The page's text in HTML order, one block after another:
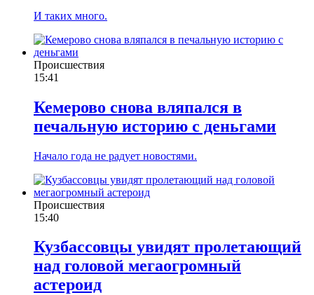
И таких много.
Происшествия
15:41
Кемерово снова вляпался в
печальную историю с деньгами
Начало года не радует новостями.
Происшествия
15:40
Кузбассовцы увидят пролетающий
над головой мегаогромный
астероид